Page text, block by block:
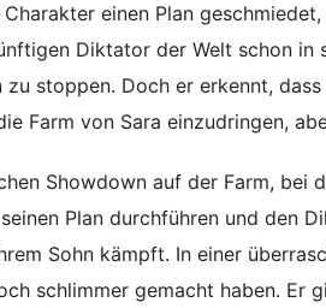
Charakter einen Plan
Diktator der Welt schon
zu stoppen. Doch er erkennt,
Farm von Sara einzudringen,
Showdown auf der Farm, bei
Plan durchführen und den
Sohn kämpft. In einer
schlimmer gemacht haben. Er